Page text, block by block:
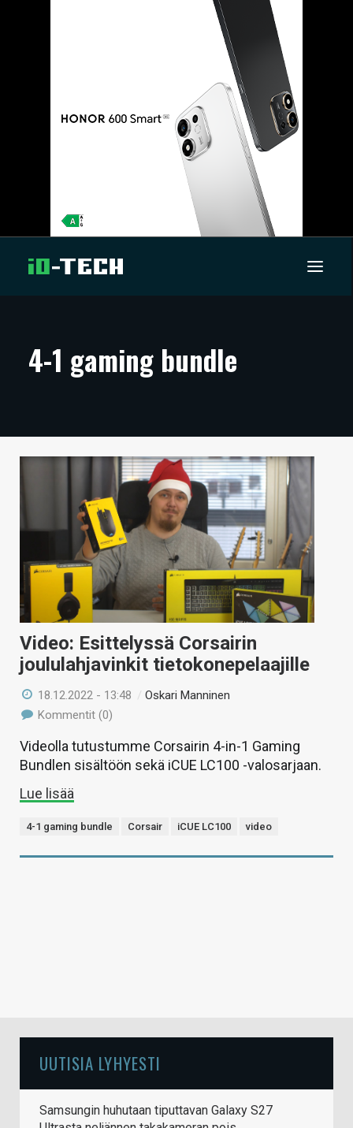
ARTIKKELIT
TECHBBS
VAIHDA TEEMA
HAKU
4-1 gaming bundle
Video: Esittelyssä Corsairin
joululahjavinkit tietokonepelaajille
18.12.2022 - 13:48 /Oskari Manninen
Kommentit (0)
Videolla tutustumme Corsairin 4-in-1 Gaming
Bundlen sisältöön sekä iCUE LC100 -valosarjaan.
Lue lisää
4-1 gaming bundle Corsair iCUE LC100 video
UUTISIA LYHYESTI
Samsungin huhutaan tiputtavan Galaxy S27